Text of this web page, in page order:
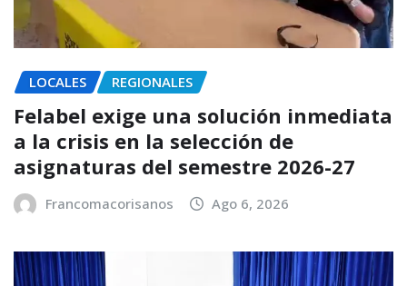
LOCALES REGIONALES
Felabel exige una solución inmediata
a la crisis en la selección de
asignaturas del semestre 2026-27
Francomacorisanos Ago 6, 2026